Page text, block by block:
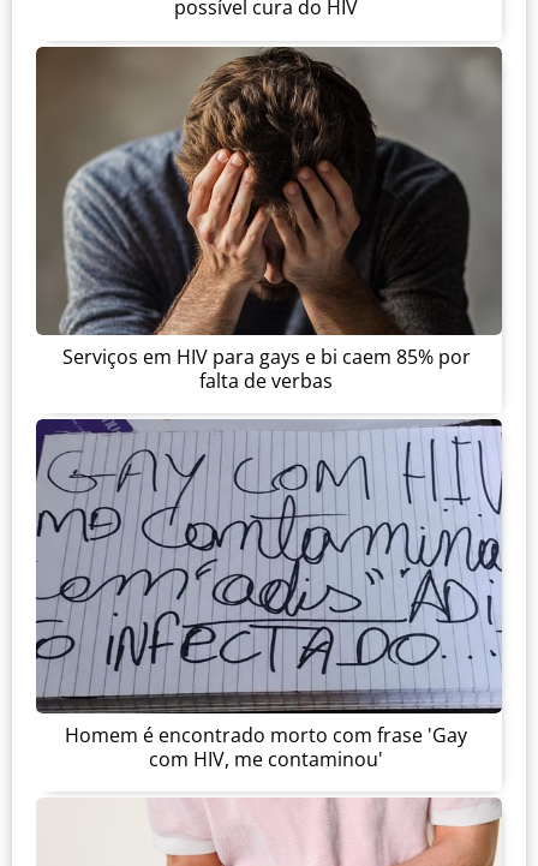
possível cura do HIV
Serviços em HIV para gays e bi caem 85% por
falta de verbas
Homem é encontrado morto com frase 'Gay
com HIV, me contaminou'